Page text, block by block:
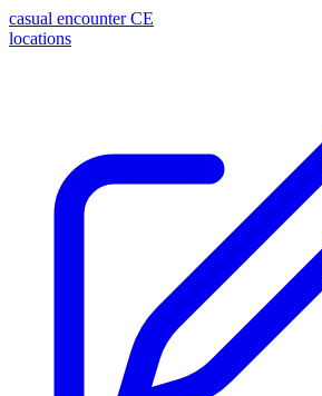
casual encounter CE
locations